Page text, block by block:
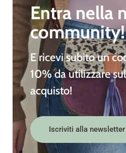
Entra nella
community!
E ricevi subito un
10%da utilizzare
acquisto!
Iscriviti alla newsletter